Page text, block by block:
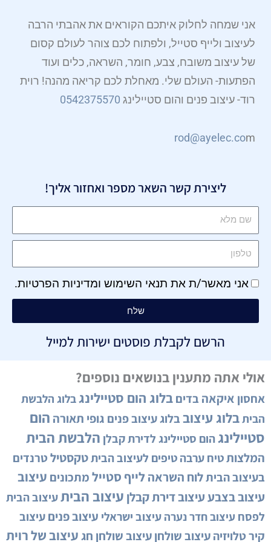
אני שמחה לחלוק איתכם הקוראים את אהבתי הרבה
לעיצוב ולייף סטייל, ולפתוח לכם צוהר לעולם קסום
של עיצוב משובח, צבע, חומר, השראה, כלים ועוד
הפתעות- העולם שלי. מאחלת לכם קריאה מהנה! רוית
רוד- עיצוב פנים והום סטיילינג 0542375570
rod@ayelec.com
ליצירת קשר השאר מספר ואחזור אליך!
אני מאשר/ת את תנאי השימוש ומדיניות הפרטיות.
שלח
הרשם לקבלת פוסטים ישירות למייל
אולי אתה מתענין בנושאים נוספים?
אחסון איקאה בדיםבלוג הום סטיילינגבלוג הלבשת
הביתבלוג עיצוב בלוג עיצוב פנים גופי תאורה הום
סטיילינגהום סטיילינג לדירת קבלן הלבשת הבית
המלצותטיח ערבהטיפים לעיצוב הביתטקסטילטרנדים
בעיצוב הביתלוח השראה לייף סטיילמתכונים עיצוב
עיצוב בצבעעיצוב דירת קבלן עיצוב הביתעיצוב הבית
לפסח עיצוב חדר נערה עיצוב ישראלי עיצוב פניםעיצוב
קיר טלויזיהעיצוב שולחןעיצוב שולחן חגעיצוב של רוית